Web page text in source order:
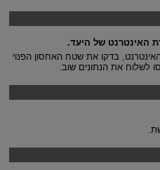
האינטרנט של היעד.
בדקו את שטח האחסון הפנוי
לשלוח את הנתונים שוב.